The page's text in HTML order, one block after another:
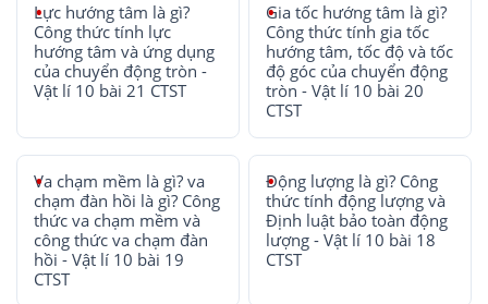
Lực hướng tâm là gì?
Công thức tính lực
hướng tâm và ứng dụng
của chuyển động tròn -
Vật lí 10 bài 21 CTST
Gia tốc hướng tâm là gì?
Công thức tính gia tốc
hướng tâm, tốc độ và tốc
độ góc của chuyển động
tròn - Vật lí 10 bài 20
CTST
Va chạm mềm là gì? va
chạm đàn hồi là gì? Công
thức va chạm mềm và
công thức va chạm đàn
hồi - Vật lí 10 bài 19
CTST
Động lượng là gì? Công
thức tính động lượng và
Định luật bảo toàn động
lượng - Vật lí 10 bài 18
CTST